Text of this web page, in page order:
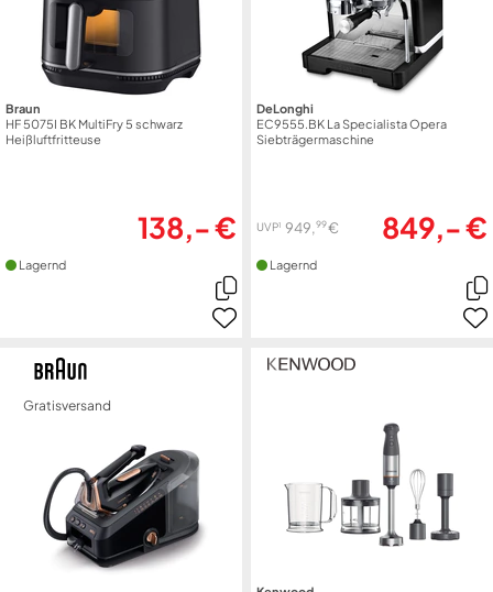
Braun
HF 5075I BK MultiFry 5 schwarz
Heißluftfritteuse
138,- €
Lagernd
DeLonghi
EC9555.BK La Specialista Opera
Siebträgermaschine
UVP1 949,99€ 849,- €
Lagernd
Gratisversand